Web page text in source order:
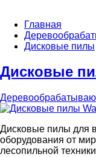
Главная
Дисковые пилы
Дисковые
Дисковые пилы для
оборудования от
лесопильной